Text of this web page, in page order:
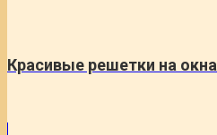
Красивые решетки на окна